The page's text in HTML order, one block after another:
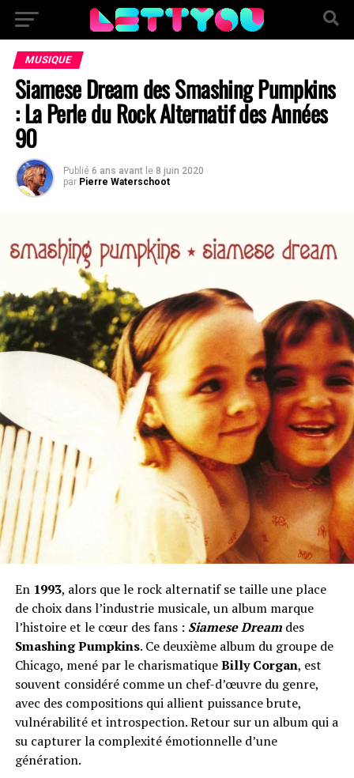
MUSIQUE
Siamese Dream des Smashing Pumpkins
: La Perle du Rock Alternatif des Années
90
Publié 6 ans avant le 8 juin 2020
par Pierre Waterschoot
En 1993, alors que le rock alternatif se taille une place
de choix dans l’industrie musicale, un album marque
l’histoire et le cœur des fans : Siamese Dreamdes
Smashing Pumpkins. Ce deuxième album du groupe de
Chicago, mené par le charismatiqueBilly Corgan, est
souvent considéré comme un chef-d’œuvre du genre,
avec des compositions qui allient puissance brute,
vulnérabilité et introspection. Retour sur un album qui a
su capturer la complexité émotionnelle d’une
génération.